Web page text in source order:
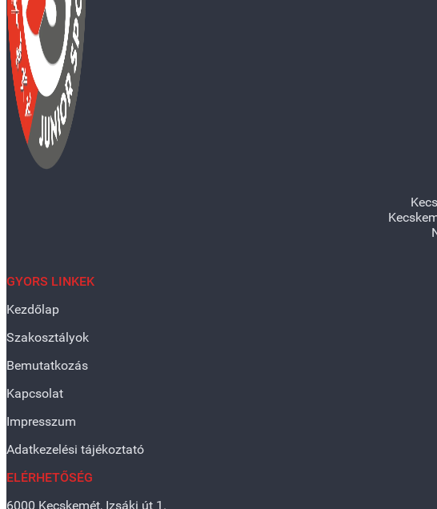
GYORS LINKEK
Kezdőlap
Szakosztályok
Bemutatkozás
Kapcsolat
Impresszum
Adatkezelési tájékoztató
ELÉRHETŐSÉG
6000 Kecskemét, Izsáki út 1.